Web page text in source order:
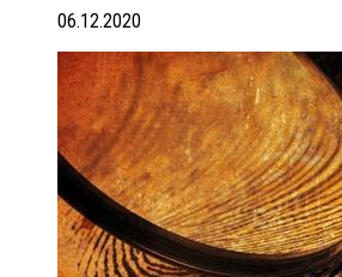
06.12.2020